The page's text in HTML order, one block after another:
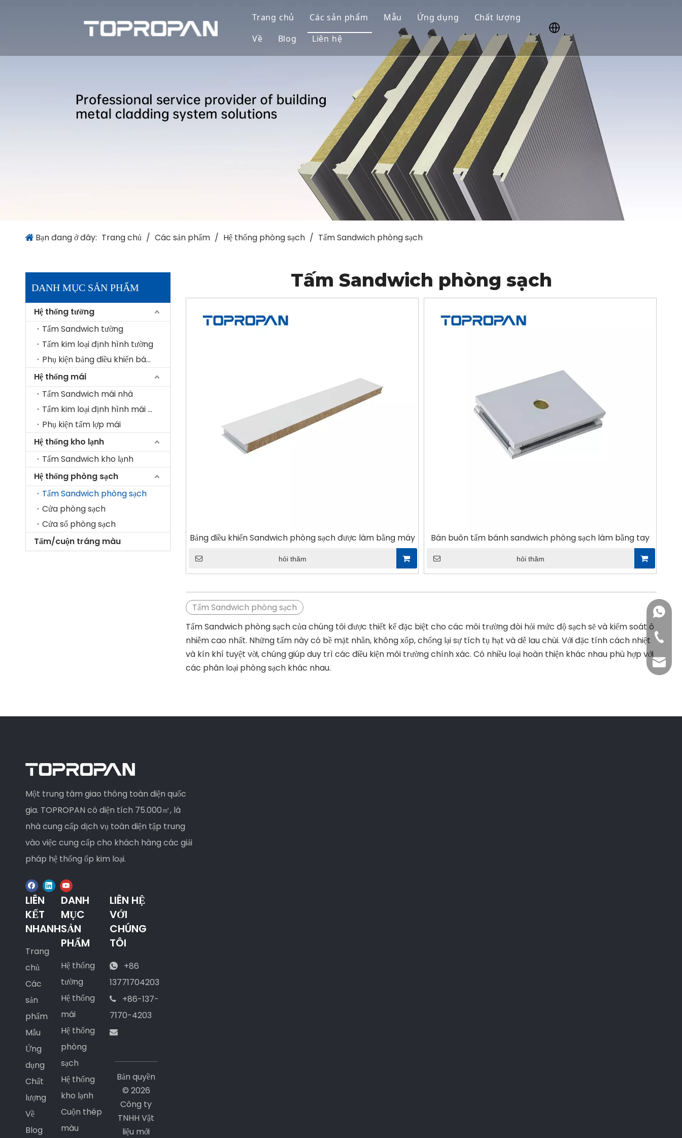
Trang chủ Các sản phẩm
Hệ thống tường
Hệ thống kho lạnh
Hệ thống phòng sạch
Tấm/cuộn tráng màu
Mẫu Ứng dụng
Giải pháp
Dự án
Chất lượng
Sự an toàn
R&D
Về Blog Liên hệ
Bạn đang ở đây: Trang chủ / Các sản phẩm / Hệ thống phòng sạch / Tấm Sandwich phòng sạch
DANH MỤC SẢN PHẨM
Hệ thống tường
Tấm Sandwich tường
Tấm kim loại định hình tường
Phụ kiện bảng điều khiển bánh sandwich tường
Hệ thống mái
Tấm Sandwich mái nhà
Tấm kim loại định hình mái nhà
Phụ kiện tấm lợp mái
Hệ thống kho lạnh
Tấm Sandwich kho lạnh
Hệ thống phòng sạch
Tấm Sandwich phòng sạch
Cửa phòng sạch
Cửa sổ phòng sạch
Tấm/cuộn tráng màu
Tấm Sandwich phòng sạch
Bảng điều khiển Sandwich phòng sạch được làm bằng máy
hỏi thăm
Bán buôn tấm bánh sandwich phòng sạch làm bằng tay
hỏi thăm
Tấm Sandwich phòng sạch
Tấm Sandwich phòng sạch của chúng tôi được thiết kế đặc biệt cho các môi trường đòi hỏi mức độ sạch sẽ và kiểm soát ô
nhiễm cao nhất. Những tấm này có bề mặt nhẵn, không xốp, chống lại sự tích tụ hạt và dễ lau chùi. Với đặc tính cách nhiệt
và kín khí tuyệt vời, chúng giúp duy trì các điều kiện môi trường chính xác. Có nhiều loại hoàn thiện khác nhau phù hợp với
các phân loại phòng sạch khác nhau.
Một trung tâm giao thông toàn diện quốc
gia. TOPROPAN có diện tích 75.000㎡, là
nhà cung cấp dịch vụ toàn diện tập trung
vào việc cung cấp cho khách hàng các giải
pháp hệ thống ốp kim loại.
+86
+86-
' +'
' +'
' +'' +'
' +'' +'
' +'' +'
' +'
' +'
LIÊN
KẾT
NHANH
Trang
chủ
Các
sản
phẩm
Mẫu
Ứng
dụng
Chất
lượng
Về
Blog
DANH
MỤC
SẢN
PHẨM
Hệ thống
tường
Hệ thống
mái
Hệ thống
phòng
sạch
Hệ thống
kho lạnh
Cuộn thép
màu
LIÊN HỆ
VỚI
CHÚNG
TÔI

+86
13771704203
+86-137-
7170-4203

Bản quyền
© 2026
Công ty
TNHH Vật
liệu mới